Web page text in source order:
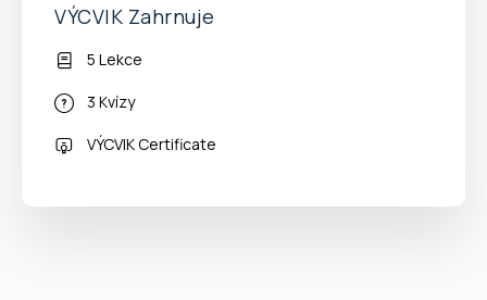
VÝCVIK Zahrnuje
5 Lekce
3 Kvízy
VÝCVIK Certificate